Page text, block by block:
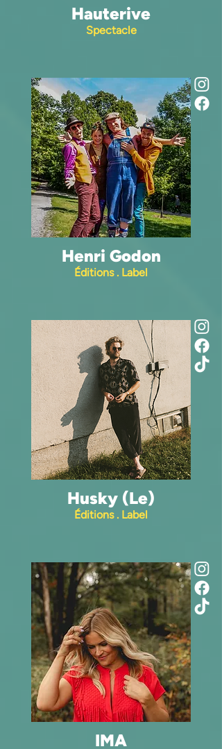
Hauterive
Spectacle
Henri Godon
Éditions . Label
Husky (Le)
Éditions . Label
IMA